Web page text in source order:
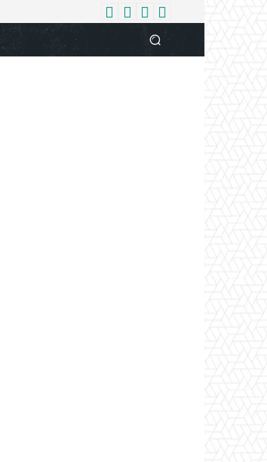
बिजनेस आपकी आवाज